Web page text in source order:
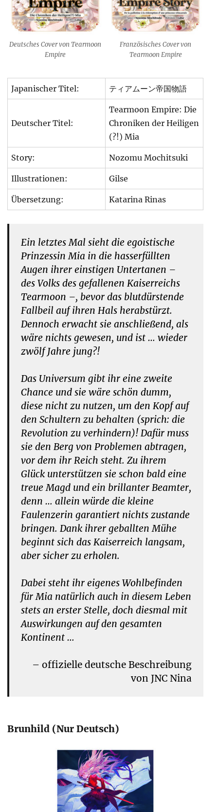
Deutsches Cover von Tearmoon
Empire
Französisches Cover von
Tearmoon Empire
Japanischer Titel: ティアムーン帝国物語
Deutscher Titel:
Tearmoon Empire: Die
Chroniken der Heiligen
(?!) Mia
Story: Nozomu Mochitsuki
Illustrationen: Gilse
Übersetzung: Katarina Rinas
Ein letztes Mal sieht die egoistische
Prinzessin Mia in die hasserfüllten
Augen ihrer einstigen Untertanen –
des Volks des gefallenen Kaiserreichs
Tearmoon –, bevor das blutdürstende
Fallbeil auf ihren Hals herabstürzt.
Dennoch erwacht sie anschließend, als
wäre nichts gewesen, und ist … wieder
zwölf Jahre jung?!
Das Universum gibt ihr eine zweite
Chance und sie wäre schön dumm,
diese nicht zu nutzen, um den Kopf auf
den Schultern zu behalten (sprich: die
Revolution zu verhindern)! Dafür muss
sie den Berg von Problemen abtragen,
vor dem ihr Reich steht. Zu ihrem
Glück unterstützen sie schon bald eine
treue Magd und ein brillanter Beamter,
denn … allein würde die kleine
Faulenzerin garantiert nichts zustande
bringen. Dank ihrer geballten Mühe
beginnt sich das Kaiserreich langsam,
aber sicher zu erholen.
Dabei steht ihr eigenes Wohlbefinden
für Mia natürlich auch in diesem Leben
stets an erster Stelle, doch diesmal mit
Auswirkungen auf den gesamten
Kontinent …
– offizielle deutsche Beschreibung
von JNC Nina
Brunhild (Nur Deutsch)